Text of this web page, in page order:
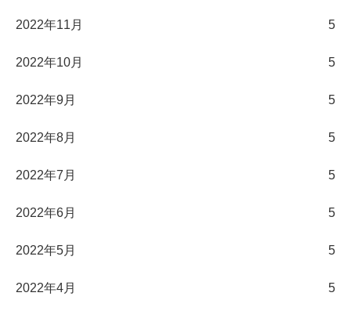
2022年11月 5
2022年10月 5
2022年9月 5
2022年8月 5
2022年7月 5
2022年6月 5
2022年5月 5
2022年4月 5